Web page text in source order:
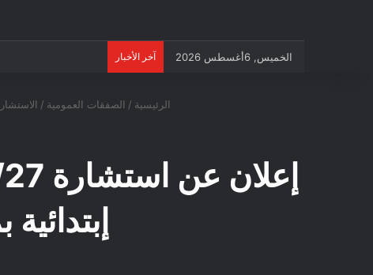
الخميس, 6أغسطس 2026 آخر الأخبار
الرئيسية / الصفقات العمومية /